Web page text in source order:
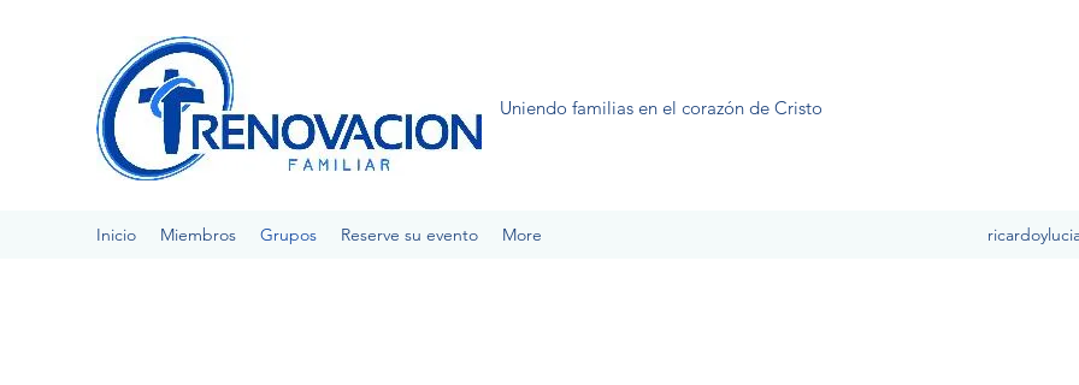
Uniendo familias en el corazón de Cristo
Inicio Miembros Grupos Reserve su evento More